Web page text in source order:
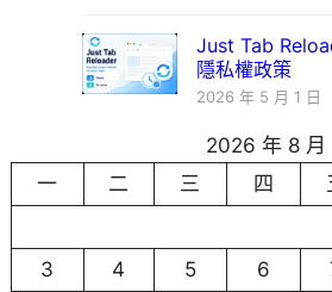
Just Tab
隱私權政策
2026 年 5 月 1 日
2026 年 8 月
一
二 三 四
3
4 5 6